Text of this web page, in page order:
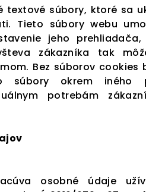
textové súbory, ktoré sa
Tieto súbory webu
jeho
zákazníka tak
Bez súborov
súbory okrem iného
potrebám
osobné údaje